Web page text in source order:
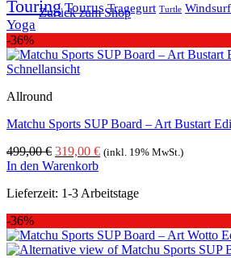
Zurück zum Shop
Touring Tourus Tragegurt Turtle
Yoga
-36%
Schnellansicht
Allround
Matchu Sports SUP Board – Art Bustart
499,00€ Ursprünglicher
Preis
499,00 €
319,00 €Aktueller
319,00 €.
(inkl. 19% MwSt.)
In den Warenkorb
Lieferzeit: 1-3 Arbeitstage
-36%